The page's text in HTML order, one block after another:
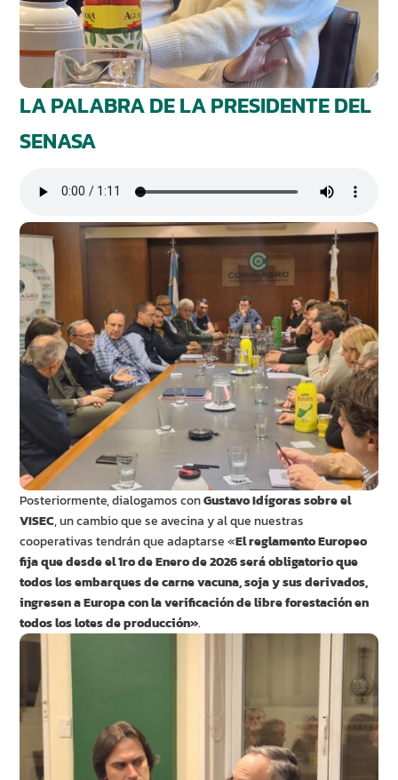
LA PALABRA DE LA PRESIDENTE DEL
SENASA
Posteriormente, dialogamos conGustavo Idígoras sobre el
VISEC, un cambio que se avecina y al que nuestras
cooperativas tendrán que adaptarse «El reglamento Europeo
fija que desde el 1ro de Enero de 2026 será obligatorio que
todos los embarques de carne vacuna, soja y sus derivados,
ingresen a Europa con la verificación de libre forestación en
todos los lotes de producción».